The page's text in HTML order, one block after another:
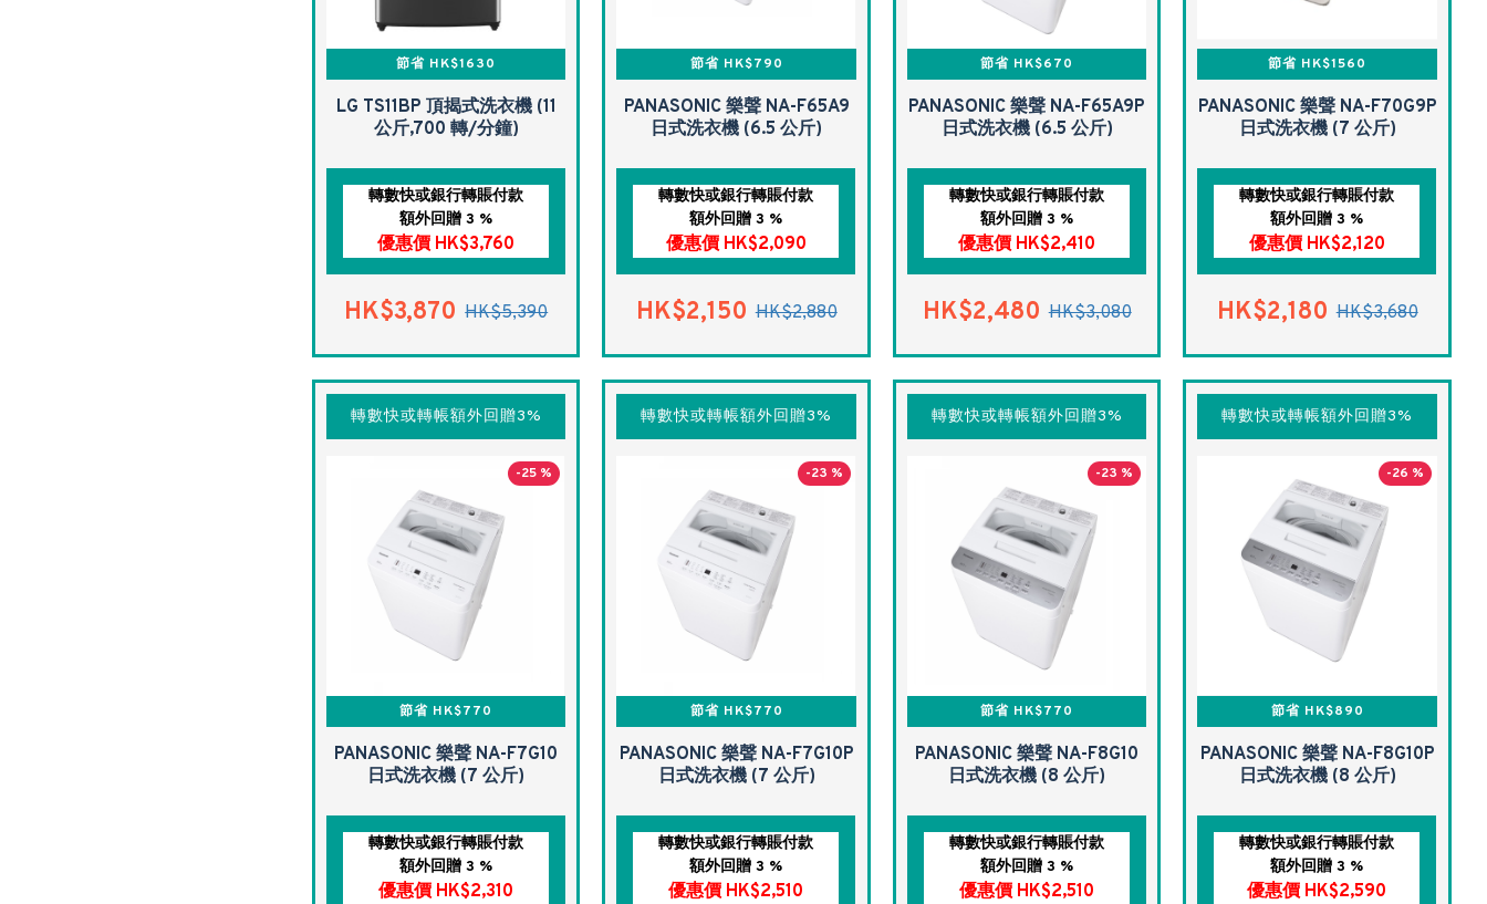
節省 HK$1630
LG TS11BP 頂揭式洗衣機 (11
公斤,700 轉/分鐘)
轉數快或銀行轉賬付款
額外回贈 3 %
優惠價 HK$3,760
HK$3,870 HK$5,390
節省 HK$790
PANASONIC 樂聲 NA-F65A9
日式洗衣機 (6.5 公斤)
轉數快或銀行轉賬付款
額外回贈 3 %
優惠價 HK$2,090
HK$2,150 HK$2,880
節省 HK$670
PANASONIC 樂聲 NA-F65A9P
日式洗衣機 (6.5 公斤)
轉數快或銀行轉賬付款
額外回贈 3 %
優惠價 HK$2,410
HK$2,480 HK$3,080
節省 HK$1560
PANASONIC 樂聲 NA-F70G9P
日式洗衣機 (7 公斤)
轉數快或銀行轉賬付款
額外回贈 3 %
優惠價 HK$2,120
HK$2,180 HK$3,680
轉數快或轉帳額外回贈3%
-25 %
節省 HK$770
PANASONIC 樂聲 NA-F7G10
日式洗衣機 (7 公斤)
轉數快或銀行轉賬付款
額外回贈 3 %
優惠價 HK$2,310
轉數快或轉帳額外回贈3%
-23 %
節省 HK$770
PANASONIC 樂聲 NA-F7G10P
日式洗衣機 (7 公斤)
轉數快或銀行轉賬付款
額外回贈 3 %
優惠價 HK$2,510
轉數快或轉帳額外回贈3%
-23 %
節省 HK$770
PANASONIC 樂聲 NA-F8G10
日式洗衣機 (8 公斤)
轉數快或銀行轉賬付款
額外回贈 3 %
優惠價 HK$2,510
轉數快或轉帳額外回贈3%
-26 %
節省 HK$890
PANASONIC 樂聲 NA-F8G10P
日式洗衣機 (8 公斤)
轉數快或銀行轉賬付款
額外回贈 3 %
優惠價 HK$2,590